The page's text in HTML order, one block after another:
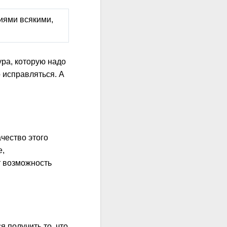
всякими,
которую надо
А
этого
возможность